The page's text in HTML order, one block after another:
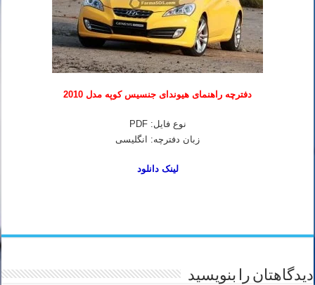
دفترچه راهنمای هیوندای جنسیس کوپه مدل 2010
نوع فایل: PDF
زبان دفترچه: انگلیسی
لینک دانلود
دیدگاهتان را بنویسید